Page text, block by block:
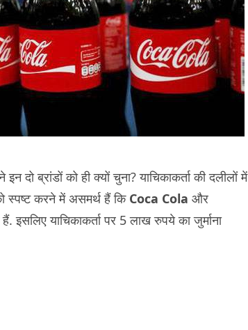
दो ब्रांडों को ही क्यों चुना? याचिकाकर्ता की दलीलों में
स्पष्ट करने में असमर्थ हैं कि Coca Cola और
इसलिए याचिकाकर्ता पर 5 लाख रुपये का जुर्माना